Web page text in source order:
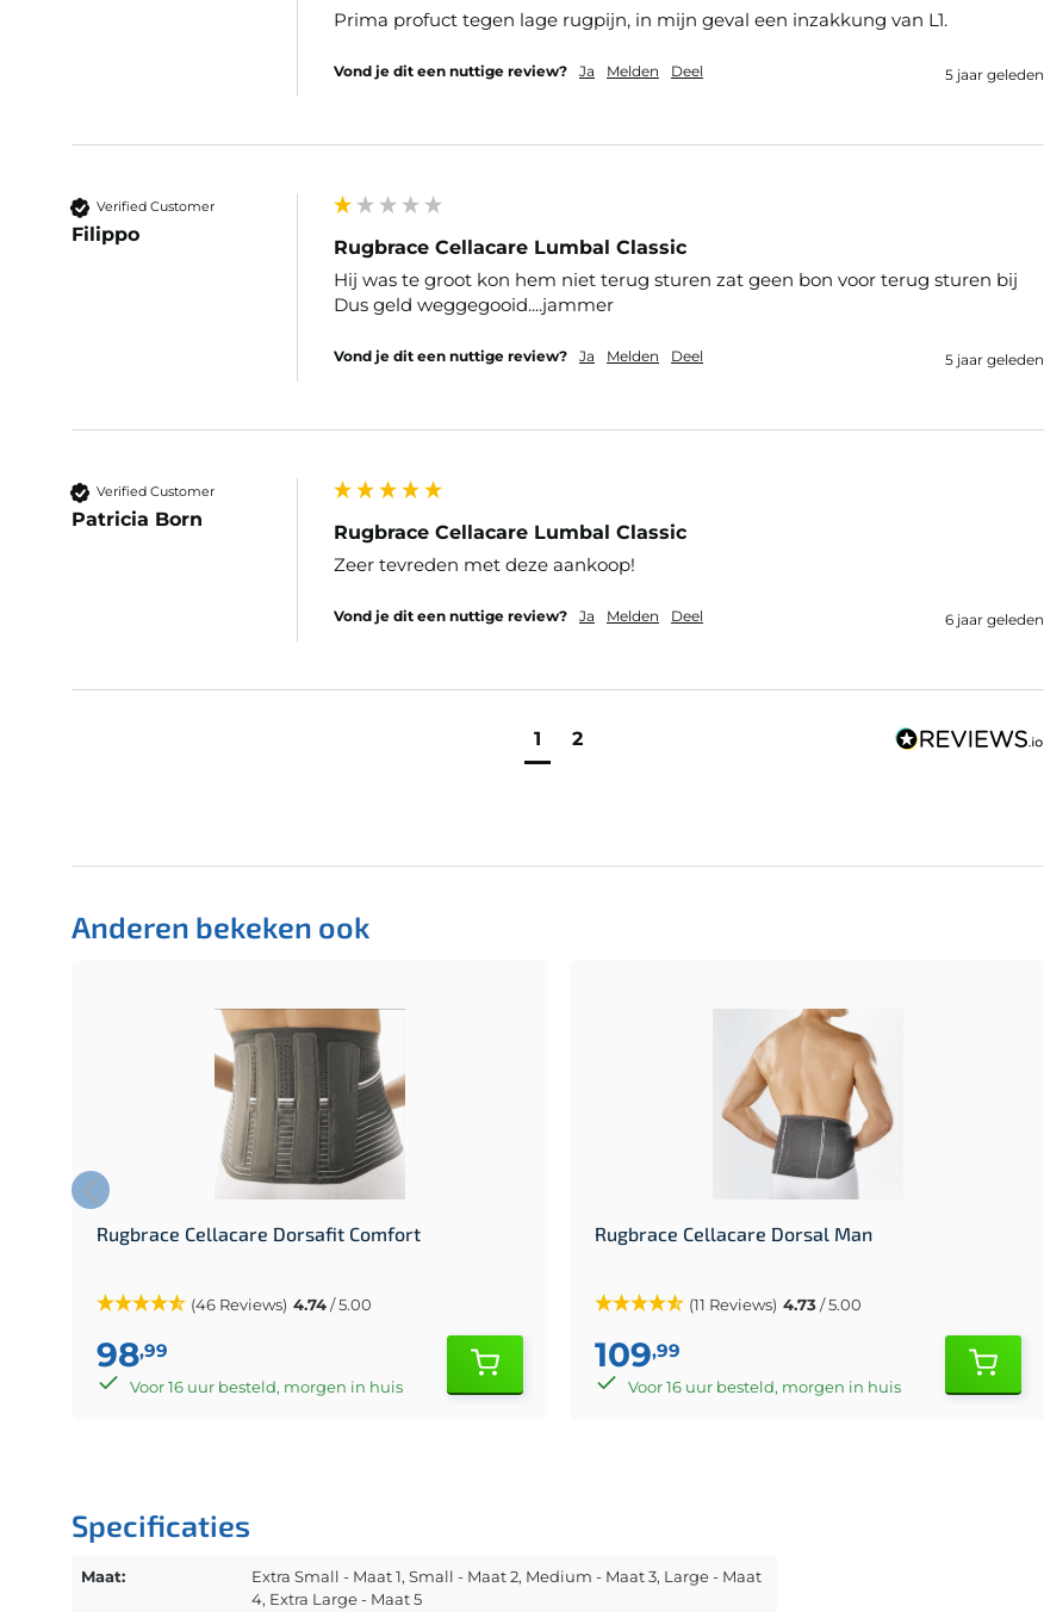
Prima profuct tegen lage rugpijn, in mijn geval een inzakkung van L1.
Vond je dit een nuttige review? Ja Melden Deel 5 jaar geleden
Verified Customer
Filippo
Rugbrace Cellacare Lumbal Classic
Hij was te groot kon hem niet terug sturen zat geen bon voor terug sturen bij
Dus geld weggegooid....jammer
Vond je dit een nuttige review? Ja Melden Deel 5 jaar geleden
Verified Customer
Patricia Born
Rugbrace Cellacare Lumbal Classic
Zeer tevreden met deze aankoop!
Vond je dit een nuttige review? Ja Melden Deel 6 jaar geleden
1 2
Anderen bekeken ook
Rugbrace Cellacare Dorsafit Comfort
(46 Reviews) 4.74/ 5.00
98,99
Voor 16 uur besteld, morgen in huis
Rugbrace Cellacare Dorsal Man
(11 Reviews) 4.73/ 5.00
109,99
Voor 16 uur besteld, morgen in huis
Specificaties
Maat: Extra Small - Maat 1, Small - Maat 2, Medium - Maat 3, Large - Maat
4, Extra Large - Maat 5